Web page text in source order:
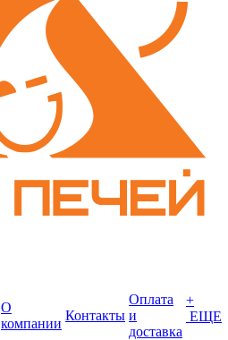
О
компании
Контакты
Оплата
и
доставка
+
ЕЩЕ